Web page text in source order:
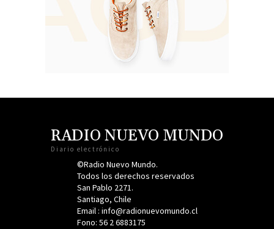
RADIO NUEVO MUNDO
Diario electrónico
©Radio Nuevo Mundo.
Todos los derechos reservados
San Pablo 2271.
Santiago, Chile
Email : info@radionuevomundo.cl
Fono: 56 2 6883175